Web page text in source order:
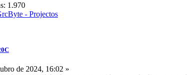
1.970
de 2024, 16:02 »